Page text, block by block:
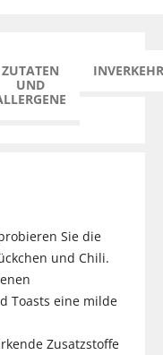
ZUTATEN
UND
Sie die
und Chili.
Toasts eine milde
Zusatzstoffe